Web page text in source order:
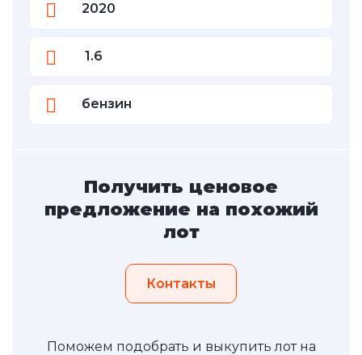
2020
1.6
бензин
Получить ценовое
предложение на похожий
лот
Контакты
Поможем подобрать и выкупить лот на